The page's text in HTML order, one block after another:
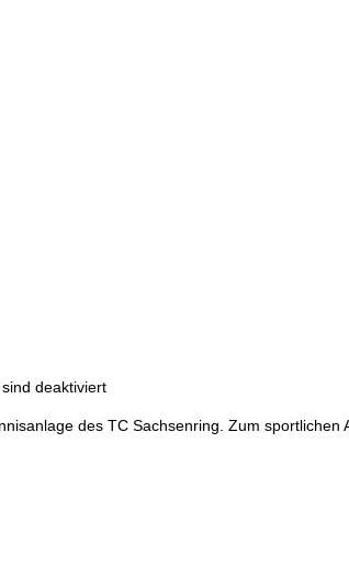
deaktiviert
des TC Sachsenring. Zum